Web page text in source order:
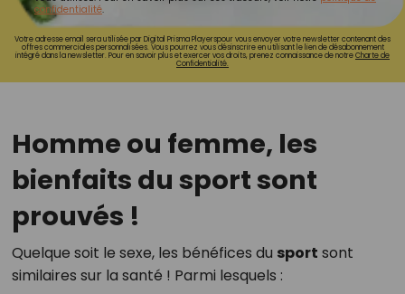
confidentialité.
Votre adresse email sera utilisée par Digital Prisma Playerspour vous envoyer votre newsletter contenant des
offres commerciales personnalisées. Vous pourrez vous désinscrire en utilisant le lien de désabonnement
intégré dans la newsletter. Pour en savoir plus et exercer vos droits, prenez connaissance de notreCharte de
Confidentialité.
Homme ou femme, les
bienfaits du sport sont
prouvés !
Quelque soit le sexe, les bénéfices du sport sont
similaires sur la santé ! Parmi lesquels :